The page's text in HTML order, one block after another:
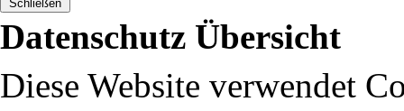
Schließen
Datenschutz Übersicht
Diese Website verwendet